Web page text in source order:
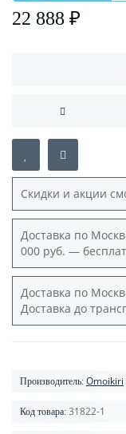
22 888 ₽
Скидки и акции
Доставка по
000 руб. —
Доставка по
Доставка до
Производитель: Omoikiri
Код товара: 31822-1